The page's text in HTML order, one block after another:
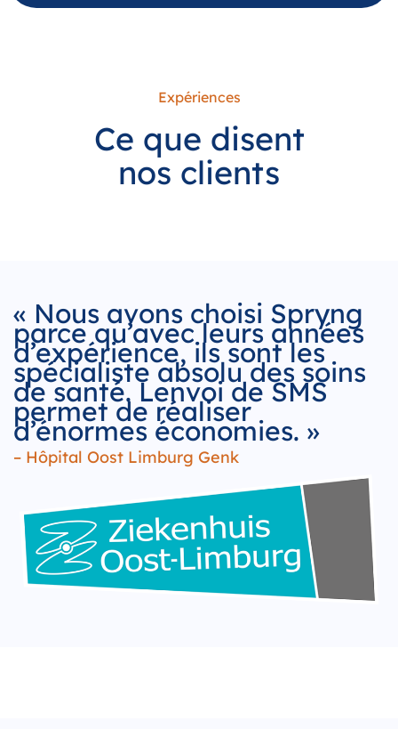
Expériences
Ce que disent
nos clients
« Nous avons choisi Spryng
parce qu’avec leurs années
d’expérience, ils sont les
spécialiste absolu des soins
de santé. Lenvoi de SMS
permet de réaliser
d’énormes économies. »
– Hôpital Oost Limburg Genk